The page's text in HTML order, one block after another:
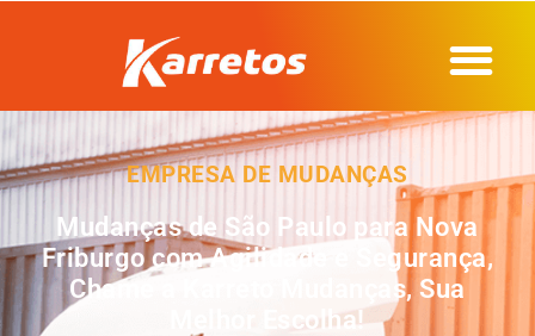
EMPRESA DE MUDANÇAS
Mudanças de São Paulo para Nova
Friburgo com Agilidade e Segurança,
Chame a Karreto Mudanças, Sua
Melhor Escolha!